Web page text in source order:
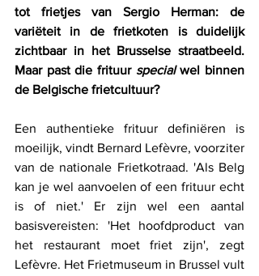
tot frietjes van Sergio Herman: de
variëteit in de frietkoten is duidelijk
zichtbaar in het Brusselse straatbeeld.
Maar past die frituur special wel binnen
de Belgische frietcultuur?
Een authentieke frituur definiëren is
moeilijk, vindt Bernard Lefèvre, voorziter
van de nationale Frietkotraad. 'Als Belg
kan je wel aanvoelen of een frituur echt
is of niet.' Er zijn wel een aantal
basisvereisten: 'Het hoofdproduct van
het restaurant moet friet zijn', zegt
Lefèvre. Het Frietmuseum in Brussel vult